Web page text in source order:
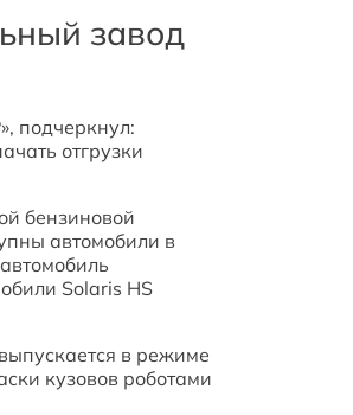
завод
подчеркнул:
отгрузки
бензиновой
автомобили в
Solaris HS
в режиме
кузовов роботами